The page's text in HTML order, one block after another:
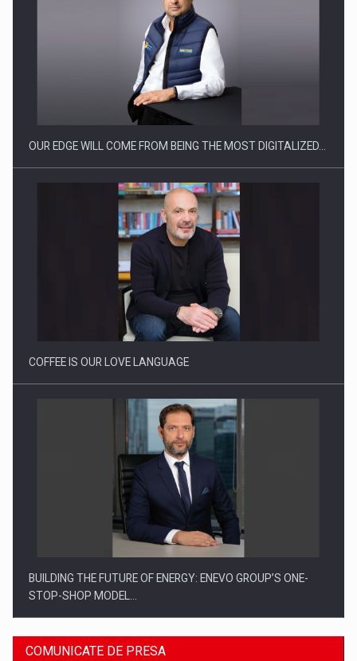
Producatorii si comerciantii care nu se supun noilor
Proteinmaxxing and the Future of Protein Demand
OUR EDGE WILL COME FROM BEING THE MOST DIGITALIZED…
COFFEE IS OUR LOVE LANGUAGE
BUILDING THE FUTURE OF ENERGY: ENEVO GROUP’S ONE-
STOP-SHOP MODEL…
COMUNICATE DE PRESA